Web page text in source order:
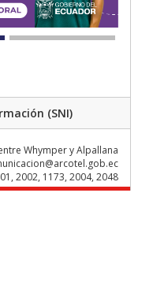
(SNI)
Whymper y Alpallana
2002, 1173, 2004, 2048